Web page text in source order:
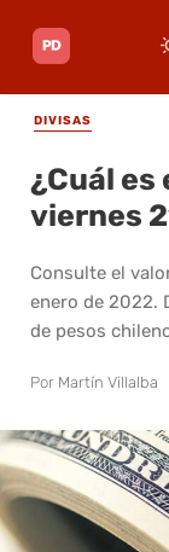
DIVISAS
¿Cuál es
viernes
Consulte el
enero de 2022.
de pesos
Por Martín Villalba